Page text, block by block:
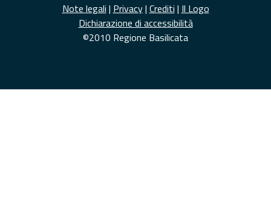
Note legali | Privacy| Crediti | Il Logo
Dichiarazione di accessibilità
©2010 Regione Basilicata